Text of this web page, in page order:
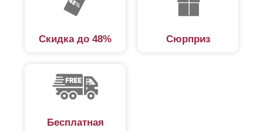
Скидка до 48% Сюрприз
Бесплатная